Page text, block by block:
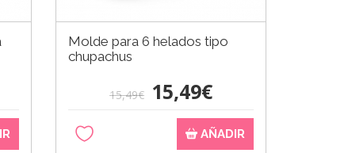
Molde para 6 helados tipo
chupachus
15,49€ 15,49€
AÑADIR